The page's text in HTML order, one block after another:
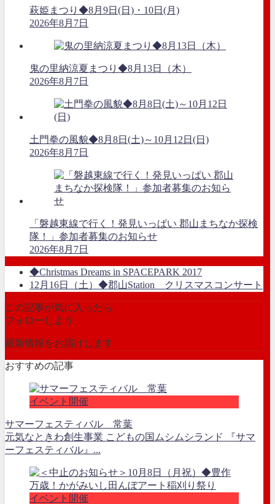
萩姫まつり◆8月9日(日)・10日(月)
2026年8月7日
鬼の里納涼夏まつり◆8月13日（木）
2026年8月7日
土門拳の風貌◆8月8日(土)～10月12日(日)
2026年8月7日
「磐越東線で行く！発見いっぱい 郡山まちなか探検
隊！」参加者募集のお知らせ
2026年8月7日
◆Christmas Dreams in SPACEPARK 2017
12月16日（土）◆郡山Station クリスマスコンサート
この記事が気に入ったら
フォローしよう
最新情報をお届けします
おすすめの記事
イベント開催
サマーフェスティバル 常葉
元気なときわ創生事業 こどもの国ムシムシランド 『サマ
ーフェスティバル』...
イベント開催